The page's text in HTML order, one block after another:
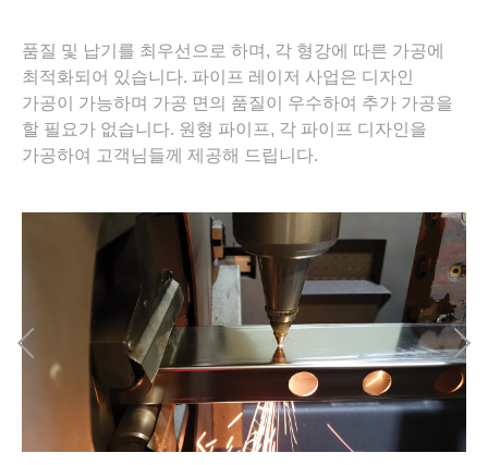
품질 및 납기를 최우선으로 하며, 각 형강에 따른 가공에
최적화되어 있습니다. 파이프 레이저 사업은 디자인
가공이 가능하며 가공 면의 품질이 우수하여 추가 가공을
할 필요가 없습니다. 원형 파이프, 각 파이프 디자인을
가공하여 고객님들께 제공해 드립니다.